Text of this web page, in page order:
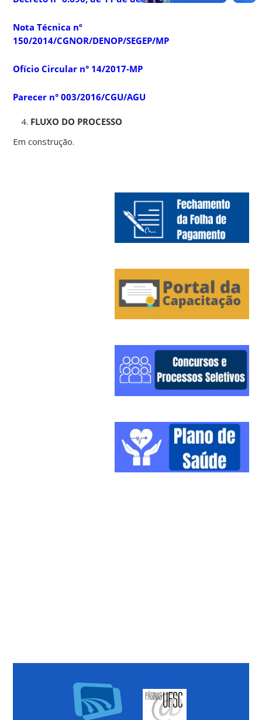
Nota Técnica nº
150/2014/CGNOR/DENOP/SEGEP/MP
Ofício Circular n° 14/2017-MP
Parecer n° 003/2016/CGU/AGU
FLUXO DO PROCESSO
Em construção.